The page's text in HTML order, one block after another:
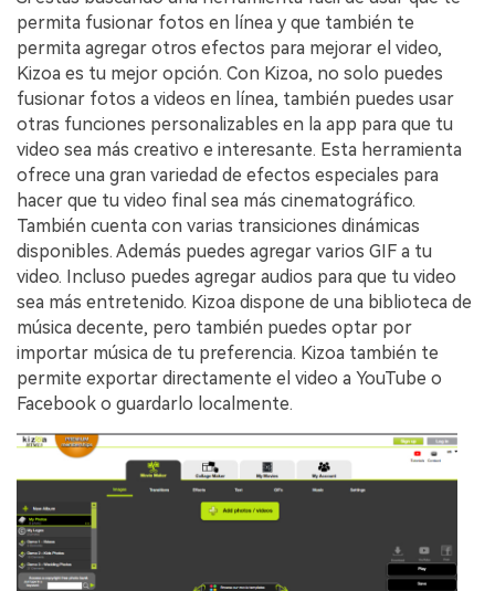
permita fusionar fotos en línea y que también te
permita agregar otros efectos para mejorar el video,
Kizoa es tu mejor opción. Con Kizoa, no solo puedes
fusionar fotos a videos en línea, también puedes usar
otras funciones personalizables en la app para que tu
video sea más creativo e interesante. Esta herramienta
ofrece una gran variedad de efectos especiales para
hacer que tu video final sea más cinematográfico.
También cuenta con varias transiciones dinámicas
disponibles. Además puedes agregar varios GIF a tu
video. Incluso puedes agregar audios para que tu video
sea más entretenido. Kizoa dispone de una biblioteca de
música decente, pero también puedes optar por
importar música de tu preferencia. Kizoa también te
permite exportar directamente el video a YouTube o
Facebook o guardarlo localmente.